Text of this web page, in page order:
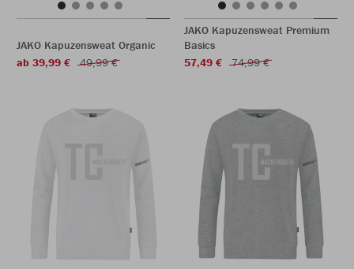
JAKO Kapuzensweat Organic
ab 39,99 €
49,99 €
JAKO Kapuzensweat Premium
Basics
57,49 €
74,99 €